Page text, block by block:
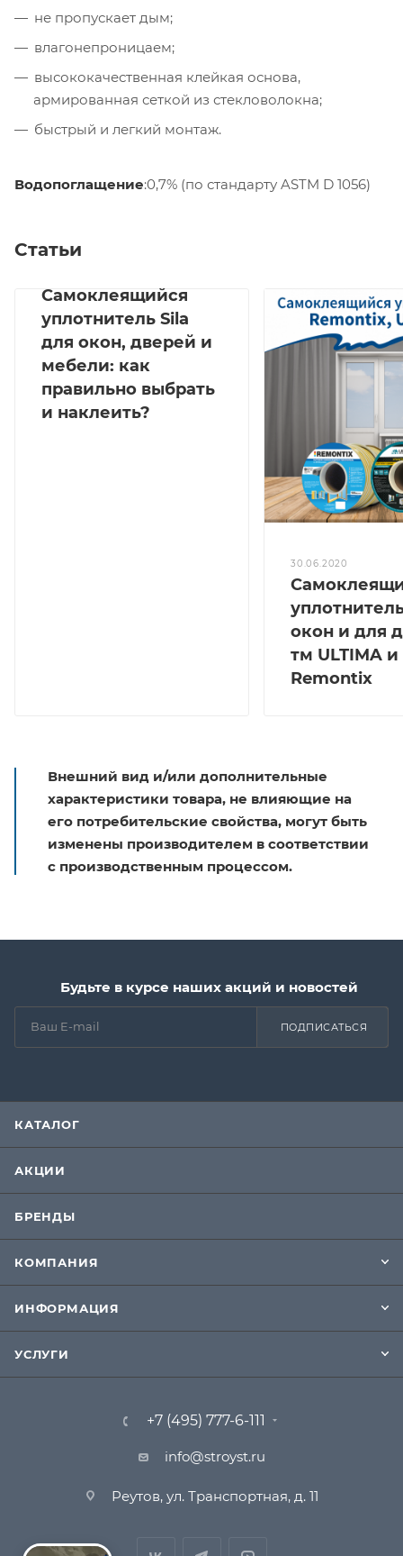
не пропускает дым;
влагонепроницаем;
высококачественная клейкая основа,
армированная сеткой из стекловолокна;
быстрый и легкий монтаж.
Водопоглащение:0,7% (по стандарту ASTM D 1056)
Статьи
Самоклеящийся
уплотнитель Sila
для окон, дверей и
мебели: как
правильно выбрать
и наклеить?
30.06.2020
окон и для
тм ULTIMA и
Remontix
Внешний вид и/или дополнительные
характеристики товара, не влияющие на
его потребительские свойства, могут быть
изменены производителем в соответствии
с производственным процессом.
Будьте в курсе наших акций и новостей
ПОДПИСАТЬСЯ
КАТАЛОГ
АКЦИИ
БРЕНДЫ
КОМПАНИЯ
ИНФОРМАЦИЯ
УСЛУГИ
+7 (495) 777-6-111
info@stroyst.ru
Реутов, ул. Транспортная, д. 11